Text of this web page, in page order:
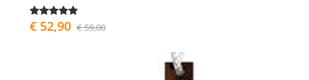
€ 52,90 € 59,00